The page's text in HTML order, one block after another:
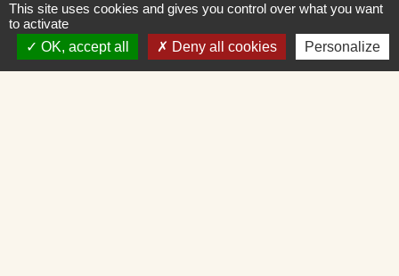
Vendredi : 9H30 - 12H30 et 14H - 16H30
This site uses cookies and gives you control over what you want
to activate
OK, accept all
Deny all cookies Personalize